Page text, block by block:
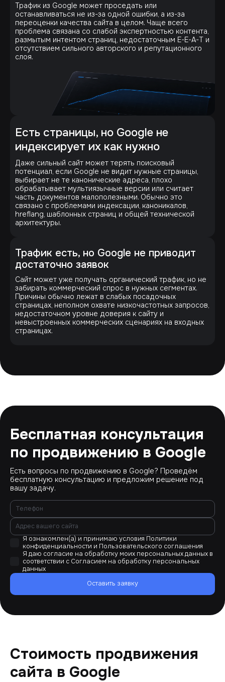
Трафик из Google может проседать или
останавливаться не из-за одной ошибки, а из-за
переоценки качества сайта в целом. Чаще всего
проблема связана со слабой экспертностью контента,
размытым интентом страниц, недостаточным E-E-A-T и
отсутствием сильного авторского и репутационного
слоя.
Есть страницы, но Google не
индексирует их как нужно
Даже сильный сайт может терять поисковый
потенциал, если Google не видит нужные страницы,
выбирает не те канонические адреса, плохо
обрабатывает мультиязычные версии или считает
часть документов малополезными. Обычно это
связано с проблемами индексации, каноникалов,
hreflang, шаблонных страниц и общей технической
архитектуры.
Трафик есть, но Google не приводит
достаточно заявок
Сайт может уже получать органический трафик, но не
забирать коммерческий спрос в нужных сегментах.
Причины обычно лежат в слабых посадочных
страницах, неполном охвате низкочастотных запросов,
недостаточном уровне доверия к сайту и
невыстроенных коммерческих сценариях на входных
страницах.
Бесплатная консультация
по продвижению в Google
Есть вопросы по продвижению в Google? Проведём
бесплатную консультацию и предложим решение под
вашу задачу.
Я ознакомлен(а) и принимаю условия Политики
конфиденциальности и Пользовательского соглашения
Я даю согласие на обработку моих персональных данных в
соответствии с Согласием на обработку персональных
данных
Оставить заявку
Стоимость продвижения
сайта в Google